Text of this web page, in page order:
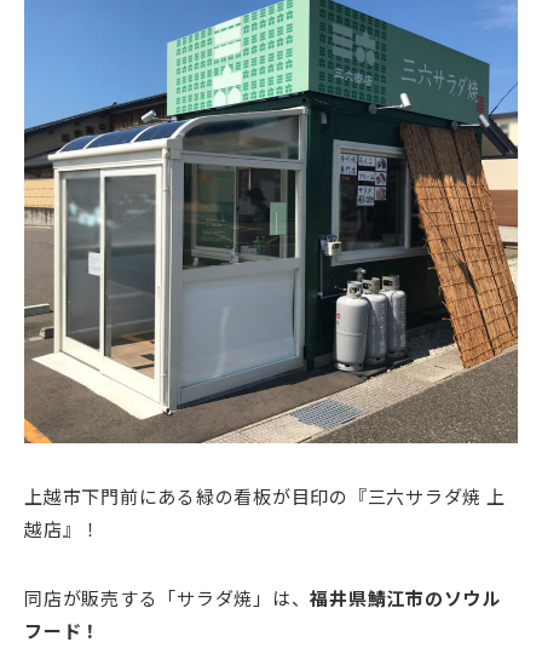
上越市下門前にある緑の看板が目印の『三六サラダ焼 上
越店』！
同店が販売する「サラダ焼」は、福井県鯖江市のソウル
フード！